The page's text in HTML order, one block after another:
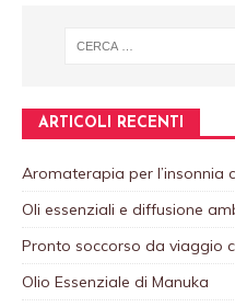
ARTICOLI RECENTI
Aromaterapia per l’insonnia
Oli essenziali e diffusione
Pronto soccorso da viaggio
Olio Essenziale di Manuka